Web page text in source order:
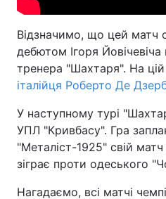
Відзначимо, що цей матч
дебютом Ігоря Йовічевіча
тренера "Шахтаря". На цій
італійця Роберто Де
У наступному турі
УПЛ "Кривбасу". Гра
"Металіст-1925" свій
зіграє проти одеського
Нагадаємо, всі матчі